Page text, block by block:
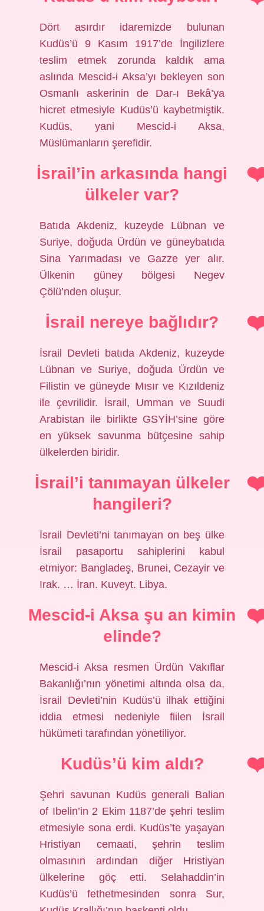
Dört asırdır idaremizde bulunan
Kudüs’ü 9 Kasım 1917’de İngilizlere
teslim etmek zorunda kaldık ama
aslında Mescid-i Aksa’yı bekleyen son
Osmanlı askerinin de Dar-ı Bekâ’ya
hicret etmesiyle Kudüs’ü kaybetmiştik.
Kudüs, yani Mescid-i Aksa,
Müslümanların şerefidir.
İsrail’in arkasında hangi
ülkeler var?
Batıda Akdeniz, kuzeyde Lübnan ve
Suriye, doğuda Ürdün ve güneybatıda
Sina Yarımadası ve Gazze yer alır.
Ülkenin güney bölgesi Negev
Çölü’nden oluşur.
İsrail nereye bağlıdır?
İsrail Devleti batıda Akdeniz, kuzeyde
Lübnan ve Suriye, doğuda Ürdün ve
Filistin ve güneyde Mısır ve Kızıldeniz
ile çevrilidir. İsrail, Umman ve Suudi
Arabistan ile birlikte GSYİH’sine göre
en yüksek savunma bütçesine sahip
ülkelerden biridir.
İsrail’i tanımayan ülkeler
hangileri?
İsrail Devleti’ni tanımayan on beş ülke
İsrail pasaportu sahiplerini kabul
etmiyor: Bangladeş, Brunei, Cezayir ve
Irak. … İran. Kuveyt. Libya.
Mescid-i Aksa şu an kimin
elinde?
Mescid-i Aksa resmen Ürdün Vakıflar
Bakanlığı’nın yönetimi altında olsa da,
İsrail Devleti’nin Kudüs’ü ilhak ettiğini
iddia etmesi nedeniyle fiilen İsrail
hükümeti tarafından yönetiliyor.
Kudüs’ü kim aldı?
Şehri savunan Kudüs generali Balian
of Ibelin’in 2 Ekim 1187’de şehri teslim
etmesiyle sona erdi. Kudüs’te yaşayan
Hristiyan cemaati, şehrin teslim
olmasının ardından diğer Hristiyan
ülkelerine göç etti. Selahaddin’in
Kudüs’ü fethetmesinden sonra Sur,